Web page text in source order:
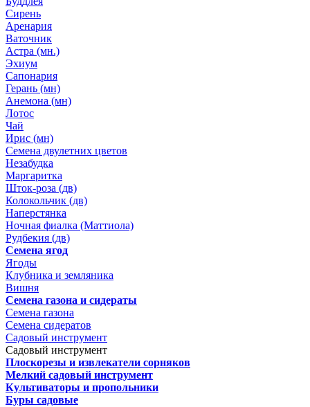
Сирень
Аренария
Ваточник
Астра (мн.)
Эхиум
Сапонария
Герань (мн)
Анемона (мн)
Лотос
Чай
Ирис (мн)
Семена двулетних цветов
Незабудка
Маргаритка
Шток-роза (дв)
Колокольчик (дв)
Наперстянка
Ночная фиалка (Маттиола)
Рудбекия (дв)
Семена ягод
Ягоды
Клубника и земляника
Вишня
Семена газона и сидераты
Семена газона
Семена сидератов
Садовый инструмент
Садовый инструмент
Плоскорезы и извлекатели сорняков
Мелкий садовый инструмент
Культиваторы и пропольники
Буры садовые